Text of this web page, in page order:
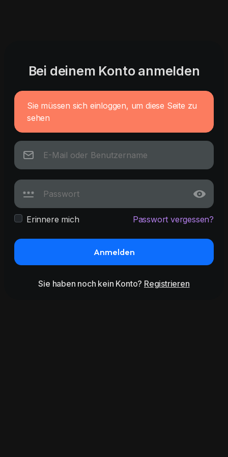
Bei deinem Konto anmelden
Sie müssen sich einloggen, um diese Seite zu
sehen
Erinnere mich Passwort vergessen?
Anmelden
Sie haben noch kein Konto? Registrieren